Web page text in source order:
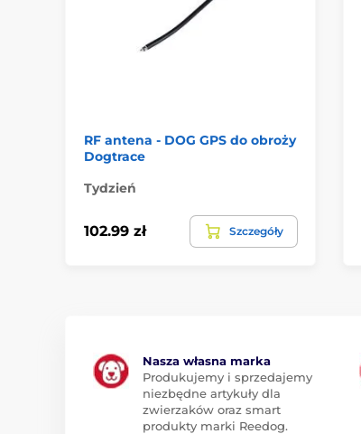
RF antena - DOG GPS do obroży
Dogtrace
Tydzień
102.99 zł Szczegóły
Nasza własna marka
Produkujemy i sprzedajemy
niezbędne artykuły dla
zwierzaków oraz smart
produkty marki Reedog.